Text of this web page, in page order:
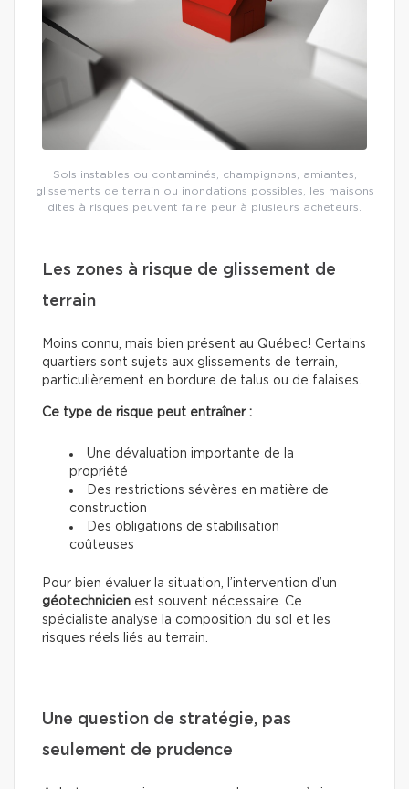
Sols instables ou contaminés, champignons, amiantes,
glissements de terrain ou inondations possibles, les maisons
dites à risques peuvent faire peur à plusieurs acheteurs.
Les zones à risque de glissement de
terrain
Moins connu, mais bien présent au Québec! Certains
quartiers sont sujets aux glissements de terrain,
particulièrement en bordure de talus ou de falaises.
Ce type de risque peut entraîner :
Une dévaluation importante de la
propriété
Des restrictions sévères en matière de
construction
Des obligations de stabilisation
coûteuses
Pour bien évaluer la situation, l’intervention d’un
géotechnicien est souvent nécessaire. Ce
spécialiste analyse la composition du sol et les
risques réels liés au terrain.
Une question de stratégie, pas
seulement de prudence